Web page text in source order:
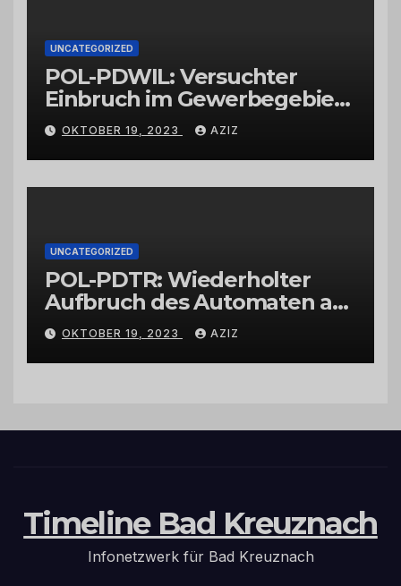
UNCATEGORIZED
POL-PDWIL: Versuchter
Einbruch im Gewerbegebiet
Wittlich
OKTOBER 19, 2023 AZIZ
UNCATEGORIZED
POL-PDTR: Wiederholter
Aufbruch des Automaten am
Wohnmobilstellplatz in
Hermeskeil am Labachweg
OKTOBER 19, 2023 AZIZ
Timeline Bad Kreuznach
Infonetzwerk für Bad Kreuznach